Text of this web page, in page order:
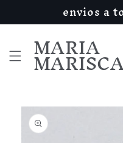
directamente
al contenidoenvios a
MARIA
directamente
información